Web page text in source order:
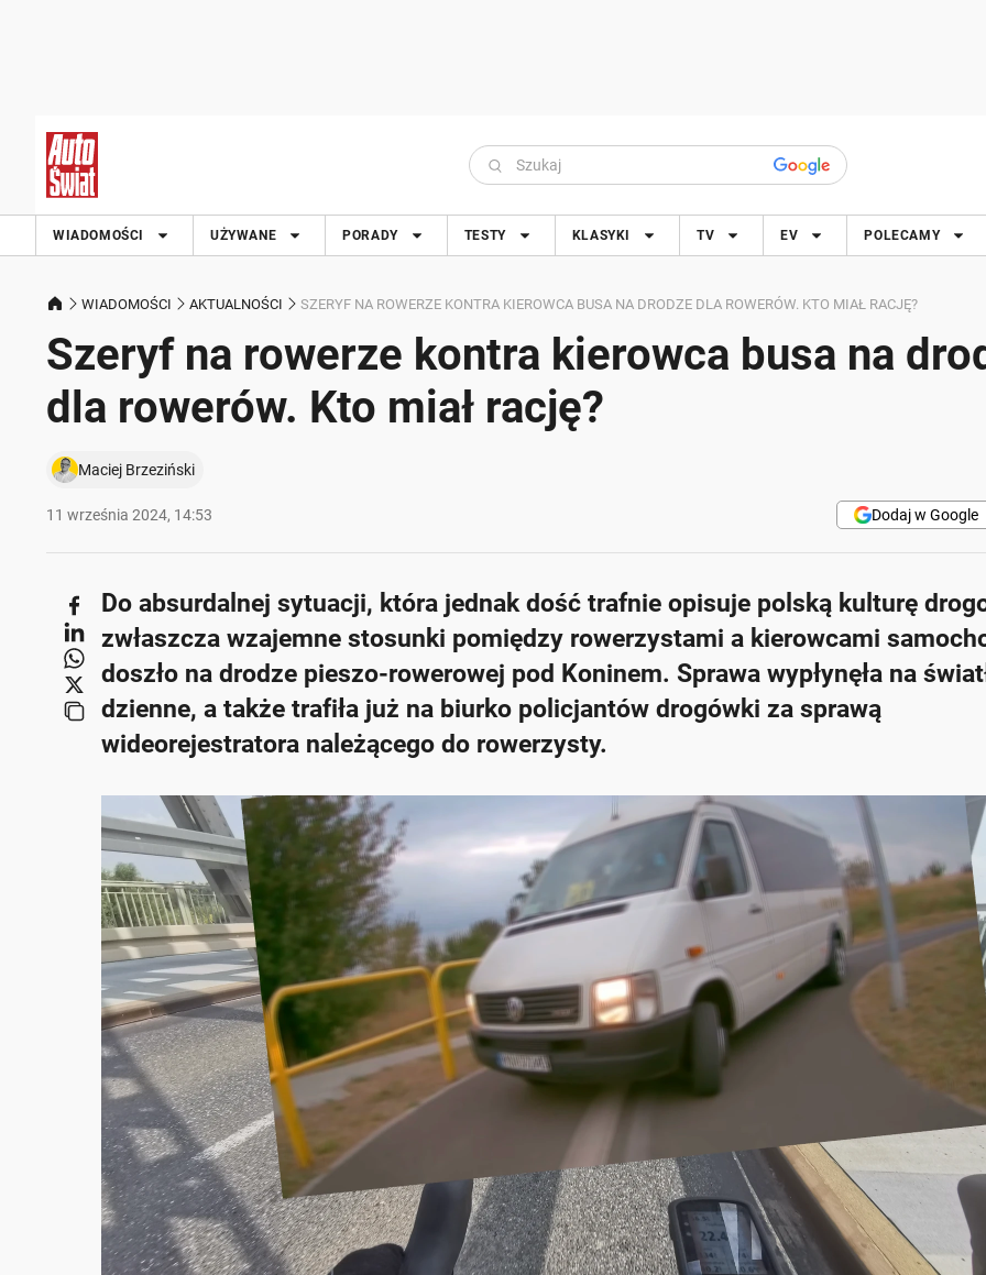
WIADOMOŚCI UŻYWANE PORADY TESTY KLASYKI TV EV POLECAMY
WIADOMOŚCI AKTUALNOŚCI SZERYF NA ROWERZE KONTRA KIEROWCA BUSA NA DRODZE DLA ROWERÓW. KTO MIAŁ RACJĘ?
Szeryf na rowerze kontra kierowca busa na
dla rowerów. Kto miał rację?
Maciej Brzeziński
11 września 2024, 14:53 Dodaj w Google
Do absurdalnej sytuacji, która jednak dość trafnie opisuje polską kulturę
zwłaszcza wzajemne stosunki pomiędzy rowerzystami a kierowcami
doszło na drodze pieszo-rowerowej pod Koninem. Sprawa wypłynęła na
dzienne, a także trafiła już na biurko policjantów drogówki za sprawą
wideorejestratora należącego do rowerzysty.